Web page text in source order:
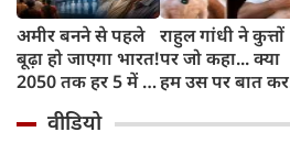
अमीर बनने से पहले
बूढ़ा हो जाएगा भारत!
2050 तक हर 5 में 1
साल से ज्यादा उम्र का
राहुल गांधी ने कुत्तों
पर जो कहा... क्या
हम उस पर बात कर
वीडियो